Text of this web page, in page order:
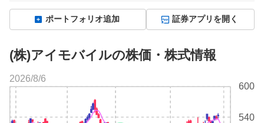
ポートフォリオ追加 証券アプリを開く
(株)アイモバイルの株価・株式情報
540
600
2026/8/6